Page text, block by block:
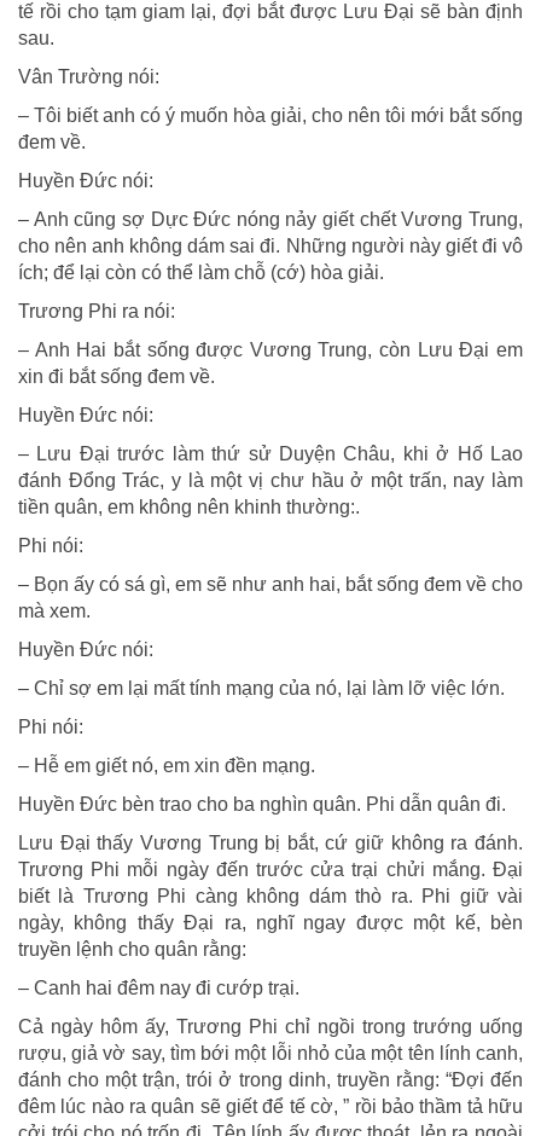
tế rồi cho tạm giam lại, đợi bắt được Lưu Đại sẽ bàn định
sau.
Vân Trường nói:
– Tôi biết anh có ý muốn hòa giải, cho nên tôi mới bắt sống
đem về.
Huyền Đức nói:
– Anh cũng sợ Dực Đức nóng nảy giết chết Vương Trung,
cho nên anh không dám sai đi. Những người này giết đi vô
ích; để lại còn có thể làm chỗ (cớ) hòa giải.
Trương Phi ra nói:
– Anh Hai bắt sống được Vương Trung, còn Lưu Đại em
xin đi bắt sống đem về.
Huyền Đức nói:
– Lưu Đại trước làm thứ sử Duyện Châu, khi ở Hố Lao
đánh Đổng Trác, y là một vị chư hầu ở một trấn, nay làm
tiền quân, em không nên khinh thường:.
Phi nói:
– Bọn ấy có sá gì, em sẽ như anh hai, bắt sống đem về cho
mà xem.
Huyền Đức nói:
– Chỉ sợ em lại mất tính mạng của nó, lại làm lỡ việc lớn.
Phi nói:
– Hễ em giết nó, em xin đền mạng.
Huyền Đức bèn trao cho ba nghìn quân. Phi dẫn quân đi.
Lưu Đại thấy Vương Trung bị bắt, cứ giữ không ra đánh.
Trương Phi mỗi ngày đến trước cửa trại chửi mắng. Đại
biết là Trương Phi càng không dám thò ra. Phi giữ vài
ngày, không thấy Đại ra, nghĩ ngay được một kế, bèn
truyền lệnh cho quân rằng:
– Canh hai đêm nay đi cướp trại.
Cả ngày hôm ấy, Trương Phi chỉ ngồi trong trướng uống
rượu, giả vờ say, tìm bới một lỗi nhỏ của một tên lính canh,
đánh cho một trận, trói ở trong dinh, truyền rằng: “Đợi đến
đêm lúc nào ra quân sẽ giết để tế cờ, ” rồi bảo thầm tả hữu